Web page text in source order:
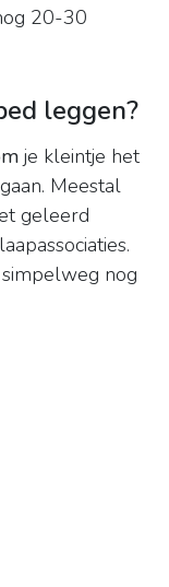
20-30
leggen?
je kleintje het
Meestal
geleerd
nog